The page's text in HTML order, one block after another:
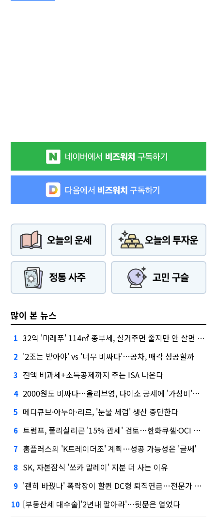
많이 본 뉴스
1 32억 '마래푸' 114㎡ 종부세, 실거주면 줄지만 안 살면 2.5배
2 '2조는 받아야' vs '너무 비싸다'…공차, 매각 성공할까
3 전액 비과세+소득공제까지 주는 ISA 나온다
4 2000원도 비싸다…올리브영, 다이소 공세에 '가성비'로 맞불
5 메디큐브·아누아·리르, '눈물 세럼' 생산 중단한다
6 트럼프, 폴리실리콘 '15% 관세' 검토…한화큐셀·OCI 영향은?
7 홈플러스의 'K트레이더조' 계획…성공 가능성은 '글쎄'
8 SK, 자본잠식 '쏘카 말레이' 지분 더 사는 이유
9 '괜히 바꿨나' 폭락장이 할퀸 DC형 퇴직연금…전문가 조언은
10 [부동산세 대수술]'2년내 팔아라'…뒷문은 열었다